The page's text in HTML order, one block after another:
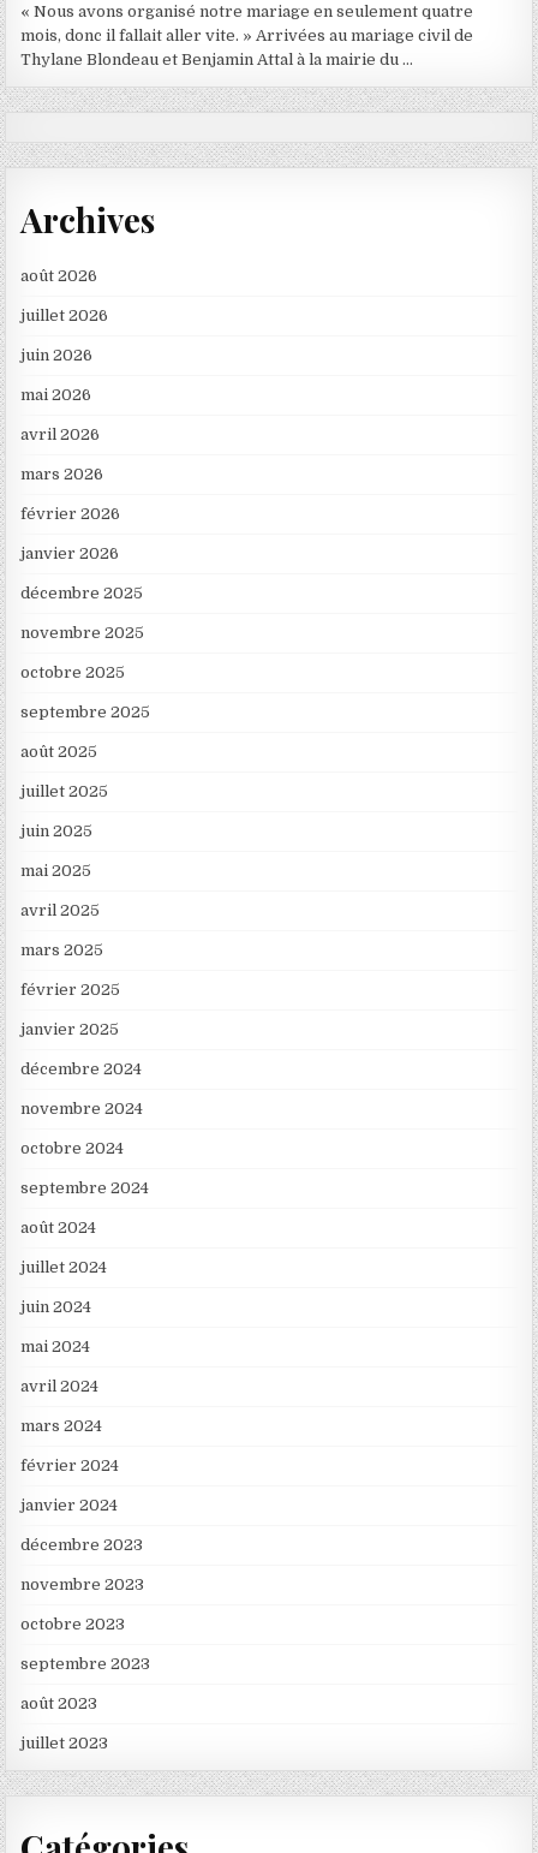
« Nous avons organisé notre mariage en seulement quatre
mois, donc il fallait aller vite. » Arrivées au mariage civil de
Thylane Blondeau et Benjamin Attal à la mairie du …
Archives
août 2026
juillet 2026
juin 2026
mai 2026
avril 2026
mars 2026
février 2026
janvier 2026
décembre 2025
novembre 2025
octobre 2025
septembre 2025
août 2025
juillet 2025
juin 2025
mai 2025
avril 2025
mars 2025
février 2025
janvier 2025
décembre 2024
novembre 2024
octobre 2024
septembre 2024
août 2024
juillet 2024
juin 2024
mai 2024
avril 2024
mars 2024
février 2024
janvier 2024
décembre 2023
novembre 2023
octobre 2023
septembre 2023
août 2023
juillet 2023